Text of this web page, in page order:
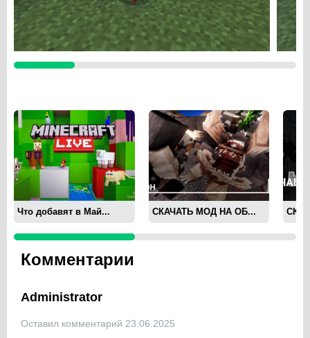
Что добавят в Май... СКАЧАТЬ МОД НА ОБ...
Комментарии
Administrator
Оставил комментарий 23.06.2025